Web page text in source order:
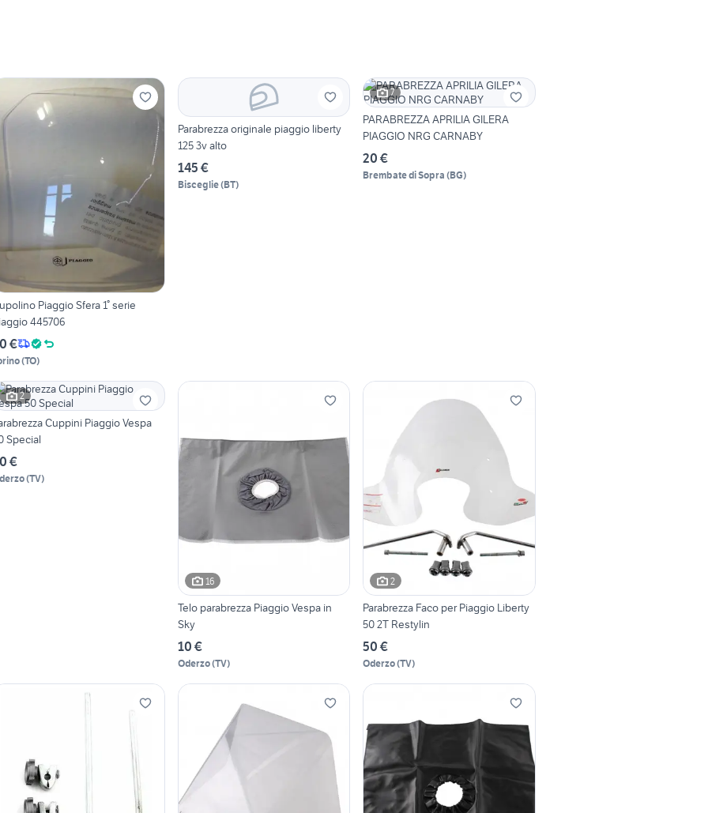
Piaggio Sfera 1° serie
445706
€
(TO)
Parabrezza originale piaggio liberty
125 3v alto
145 €
Bisceglie(BT)
7
PARABREZZA APRILIA GILERA
PIAGGIO NRG CARNABY
20 €
Brembate di Sopra (BG)
2
Cuppini Piaggio Vespa
Special
€
(TV)
16
Telo parabrezza Piaggio Vespa in
Sky
10 €
Oderzo(TV)
2
Parabrezza Faco per Piaggio Liberty
50 2T Restylin
50 €
Oderzo(TV)